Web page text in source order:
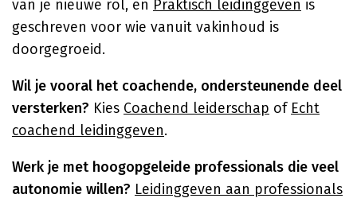
van je nieuwe rol, en Praktisch leidinggeven is
geschreven voor wie vanuit vakinhoud is
doorgegroeid.
Wil je vooral het coachende, ondersteunende deel
versterken? Kies Coachend leiderschap of Echt
coachend leidinggeven.
Werk je met hoogopgeleide professionals die veel
autonomie willen? Leidinggeven aan professionals